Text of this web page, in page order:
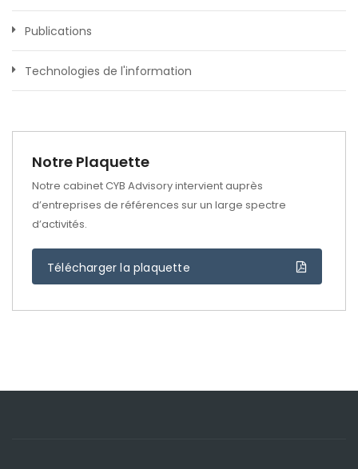
Publications
Technologies de l'information
Notre Plaquette
Notre cabinet CYB Advisory intervient auprès
d’entreprises de références sur un large spectre
d’activités.
Télécharger la plaquette